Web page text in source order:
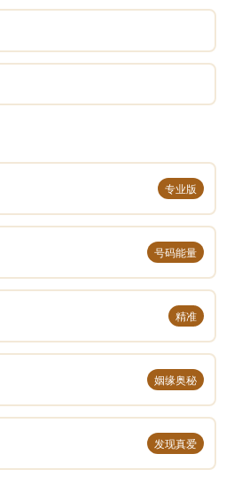
专业版
号码能量
精准
姻缘奥秘
发现真爱